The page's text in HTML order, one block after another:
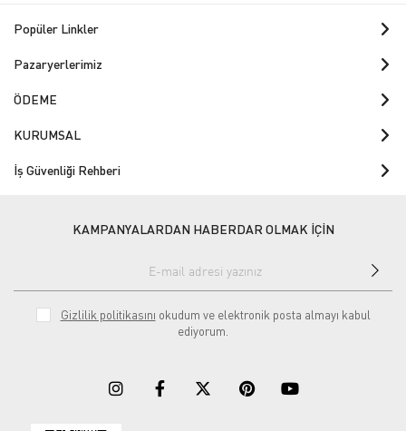
Popüler Linkler
Pazaryerlerimiz
ÖDEME
KURUMSAL
İş Güvenliği Rehberi
KAMPANYALARDAN HABERDAR OLMAK İÇİN
Gizlilik politikasını okudum ve elektronik posta almayı kabul
ediyorum.